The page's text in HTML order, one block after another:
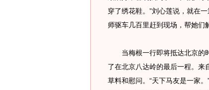
穿了绣花鞋。”刘心莲说，就在
师驱车几百里赶到现场，帮她们
当梅根一行即将抵达北京的时
了在北京八达岭的最后一程。来
草料和慰问。“天下马友是一家